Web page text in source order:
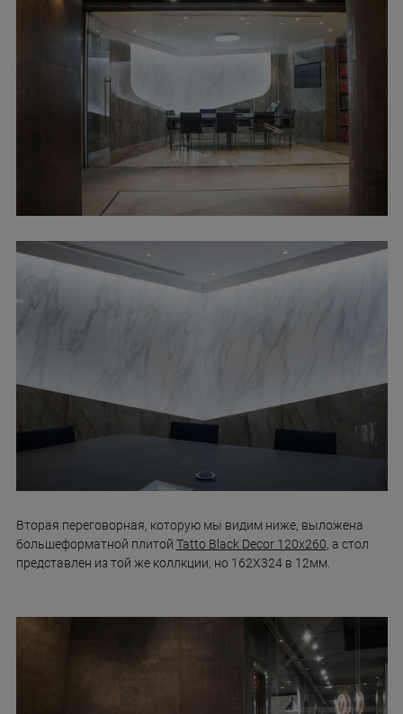
Вторая переговорная, которую мы видим ниже, выложена
большеформатной плитой Tatto Black Decor 120х260, а стол
представлен из той же коллкции, но 162X324 в 12мм.